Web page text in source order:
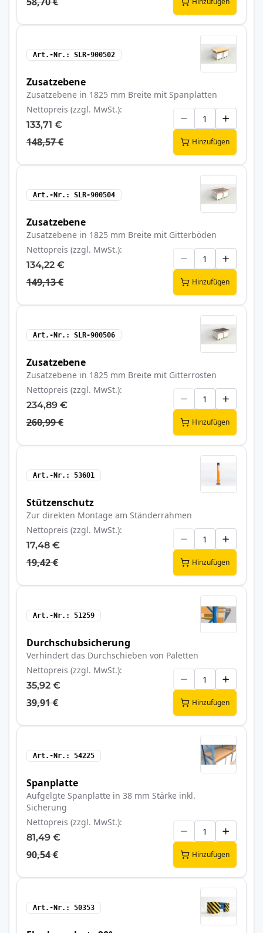
Art.-Nr. SLR-900502
Zusatzebene
Zusatzebene in 1825 mm Breite mit Spanplatten
Nettopreis (zzgl. MwSt.)
133,71 €
148,57 € Hinzufügen
Art.-Nr. SLR-900504
Zusatzebene
Zusatzebene in 1825 mm Breite mit Gitterböden
Nettopreis (zzgl. MwSt.)
134,22 €
149,13 € Hinzufügen
Art.-Nr. SLR-900506
Zusatzebene
Zusatzebene in 1825 mm Breite mit Gitterrosten
Nettopreis (zzgl. MwSt.)
234,89 €
260,99 € Hinzufügen
Art.-Nr. 53601
Stützenschutz
Zur direkten Montage am Ständerrahmen
Nettopreis (zzgl. MwSt.)
17,48 €
19,42 € Hinzufügen
Art.-Nr. 51259
Durchschubsicherung
Verhindert das Durchschieben von Paletten
Nettopreis (zzgl. MwSt.)
35,92 €
39,91 € Hinzufügen
Art.-Nr. 54225
Spanplatte
Aufgelgte Spanplatte in 38 mm Stärke inkl.
Sicherung
Nettopreis (zzgl. MwSt.)
81,49 €
90,54 € Hinzufügen
Art.-Nr. 50353